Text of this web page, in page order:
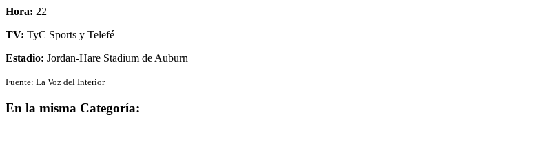
Hora: 22
TV: TyC Sports y Telefé
Estadio: Jordan-Hare Stadium de Auburn
Fuente: La Voz del Interior
En la misma Categoría: